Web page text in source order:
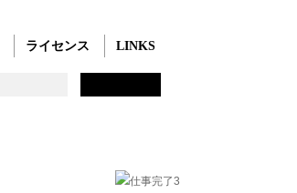
ライセンス LINKS